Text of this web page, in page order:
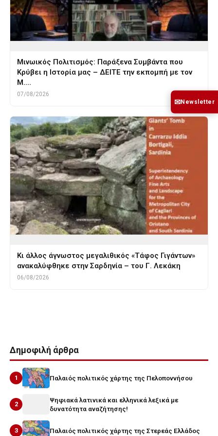
Μινωικός Πολιτισμός: Παράξενα Συμβάντα που
Κρύβει η Ιστορία μας – ΔΕΙΤΕ την εκπομπή με τον
Μ.…
07/08/2026
Κι άλλος άγνωστος μεγαλιθικός «Τάφος Γιγάντων»
ανακαλύφθηκε στην Σαρδηνία – του Γ. Λεκάκη
06/08/2026
Δημοφιλή άρθρα
1 Παλαιός πολιτικός χάρτης της Πελοποννήσου
2
Ψηφιακά λατινικά και ελληνικά λεξικά με
δυνατότητα αναζήτησης!
3 Παλαιός πολιτικός χάρτης της Στερεάς Ελλάδος
✉Newsletter